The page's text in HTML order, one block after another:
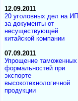
12.09.2011
20 уголовных дел на ИП
за документы от
несуществующей
китайской компании
07.09.2011
Упрощение таможенных
формальностей при
экспорте
высокотехнологичной
продукции